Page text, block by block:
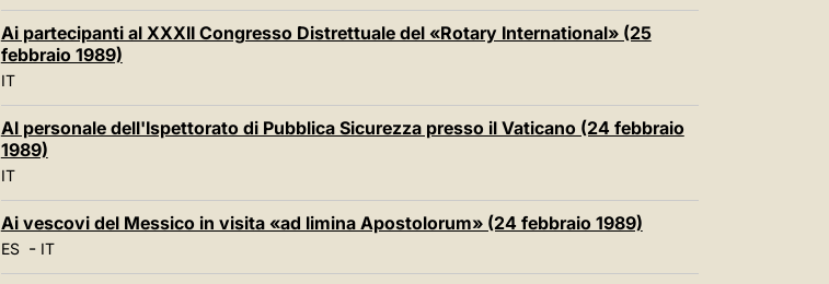
Ai partecipanti al XXXII Congresso Distrettuale del «Rotary International» (25
febbraio 1989)
IT
Al personale dell'Ispettorato di Pubblica Sicurezza presso il Vaticano (24 febbraio
1989)
IT
Ai vescovi del Messico in visita «ad limina Apostolorum» (24 febbraio 1989)
ES- IT